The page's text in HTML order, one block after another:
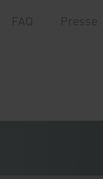
FAQ Presse